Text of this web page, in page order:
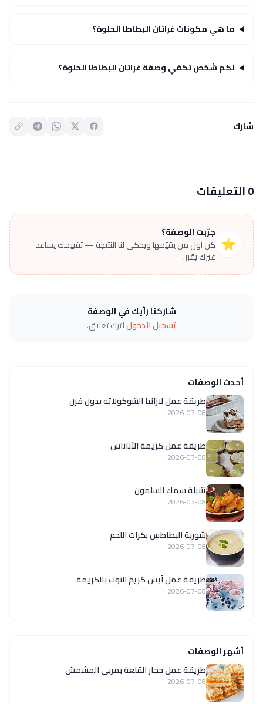
ما هي مكونات غراتان البطاطا الحلوة؟
لكم شخص تكفي وصفة غراتان البطاطا الحلوة؟
شارك
0 التعليقات
⭐
جرّبت الوصفة؟
كن أول من يقيّمها ويحكي لنا النتيجة — تقييمك يساعد
غيرك يقرر.
شاركنا رأيك في الوصفة
تسجيل الدخوللترك تعليق.
أحدث الوصفات
طريقة عمل لازانيا الشوكولاته بدون فرن
2026-07-08
طريقة عمل كريمة الأناناس
2026-07-08
تتبيلة سمك السلمون
2026-07-08
شوربة البطاطس بكرات اللحم
2026-07-08
طريقة عمل آيس كريم التوت بالكريمة
2026-07-08
أشهر الوصفات
طريقة عمل حجار القلعة بمربى المشمش
2026-07-08